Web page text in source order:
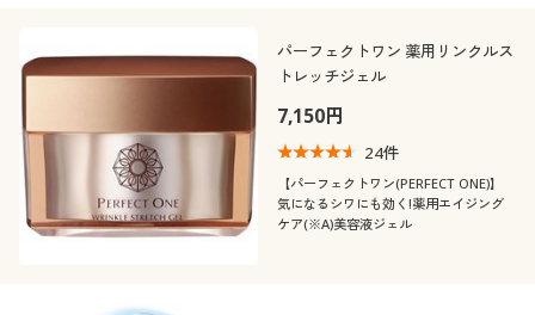
会員メニュー
閲覧履歴
お気に入り
(3〜3.9)
(2〜2.9)
(1〜1.9)
パーフェクトワン 薬用リンクルス
トレッチジェル
7,150円
24件
【パーフェクトワン(PERFECT ONE)】
気になるシワにも効く!薬用エイジング
ケア(※A)美容液ジェル